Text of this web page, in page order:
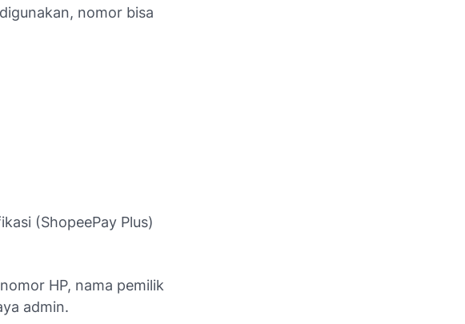
nomor bisa
(ShopeePay Plus)
HP, nama pemilik
admin.